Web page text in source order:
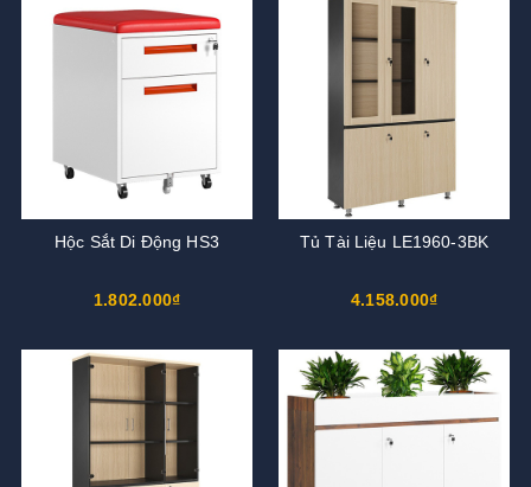
Hộc Sắt Di Động HS3
1.802.000₫
Tủ Tài Liệu LE1960-3BK
4.158.000₫